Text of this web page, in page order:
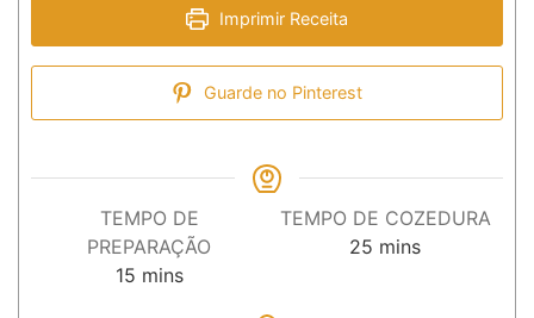
Imprimir Receita
Guarde no Pinterest
TEMPO DE
PREPARAÇÃO
15minutos
mins
TEMPO DE COZEDURA
25 minutos
mins